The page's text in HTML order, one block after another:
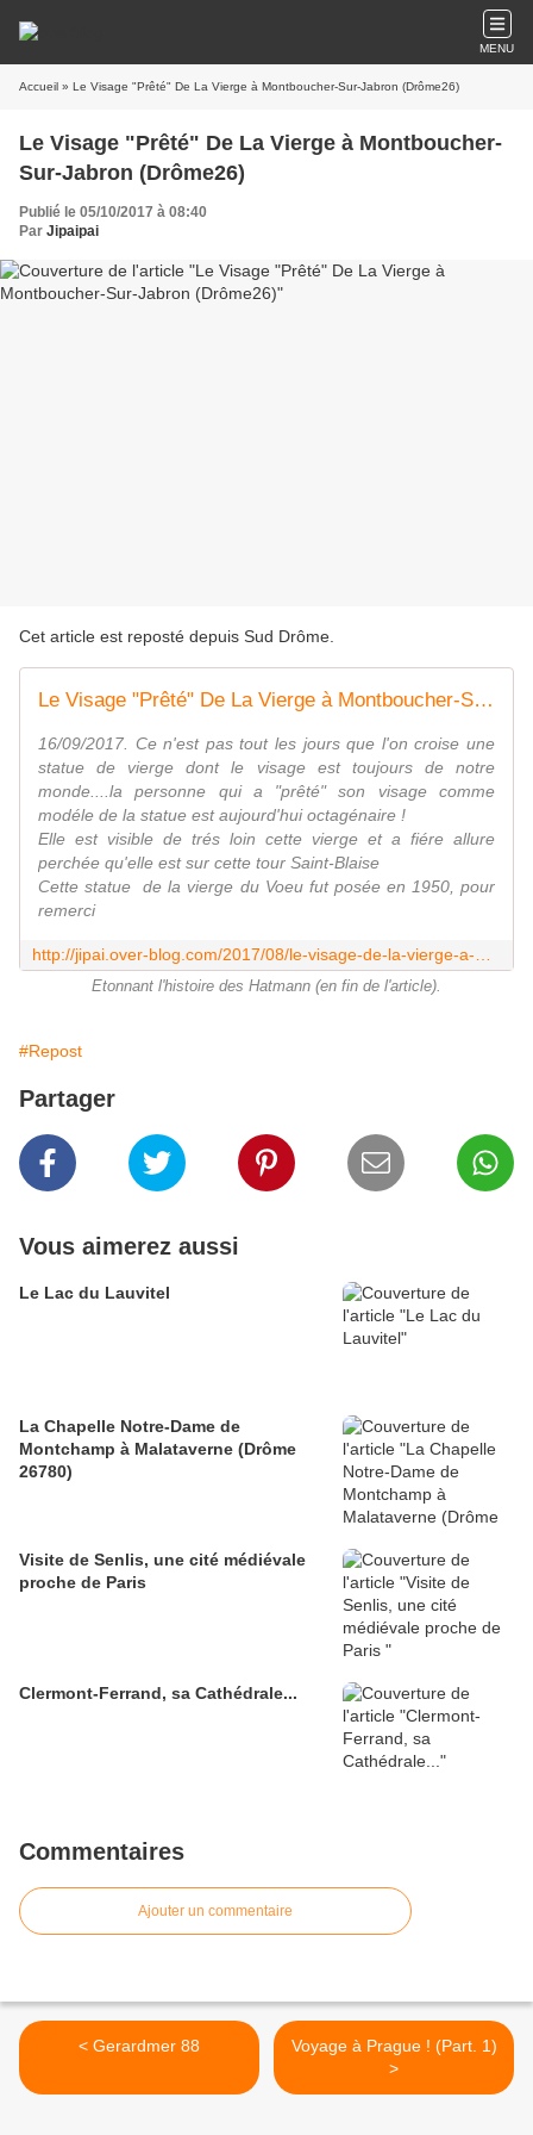
MENU
Accueil » Le Visage "Prêté" De La Vierge à Montboucher-Sur-Jabron (Drôme26)
Le Visage "Prêté" De La Vierge à Montboucher-
Sur-Jabron (Drôme26)
Publié le 05/10/2017 à 08:40
Par Jipaipai
Cet article est reposté depuis Sud Drôme
Le Visage "Prêté" De La Vierge à Montboucher-Sur-Jabron (Drôme26)
16/09/2017. Ce n'est pas tout les jours que l'on croise une
statue de vierge dont le visage est toujours de notre
monde....la personne qui a "prêté" son visage comme
modéle de la statue est aujourd'hui octagénaire !
Elle est visible de trés loin cette vierge et a fiére allure
perchée qu'elle est sur cette tour Saint-Blaise
Cette statue de la vierge du Voeu fut posée en 1950, pour
remerci
Etonnant l'histoire des Hatmann (en fin de l'article).
#Repost
Partager
Vous aimerez aussi
Le Lac du Lauvitel
La Chapelle Notre-Dame de
Montchamp à Malataverne (Drôme
26780)
Visite de Senlis, une cité médiévale
proche de Paris
Clermont-Ferrand, sa Cathédrale...
Commentaires
Ajouter un commentaire
< Gerardmer 88
Voyage à Prague ! (Part. 1)
>